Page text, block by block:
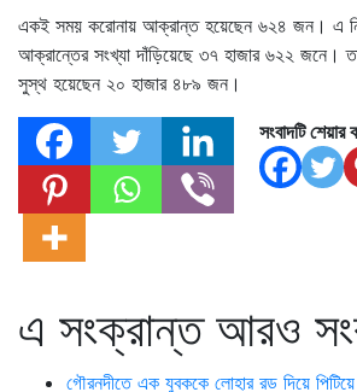
একই সময় করোনায় আক্রান্ত হয়েছেন ৬২৪ জন। এ
আক্রান্তের সংখ্যা দাঁড়িয়েছে ৩৭ হাজার ৬২২ জনে।
সুস্থ হয়েছেন ২০ হাজার ৪৮৯ জন।
সংবাদটি
এ সংক্রান্ত আরও
গৌরনদীতে এক যুবককে লোহার রড দিয়ে